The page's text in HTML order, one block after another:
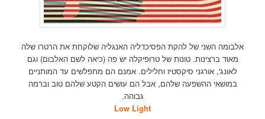
אלבומה השני של להקת הפסיכדליה האנגליה שלוקחת את הרטרו שלה
מאוד ברצינות. טונות של טרופיקלה יש פה (כיאה לשם האלבום) וגם
לאונג', אורגני סיקסטיז וחלילים. אמנם הם מתפלשים עד המותניים
במושאי ההשפעה שלהם, אבל הם עושים הקטע שלהם טוב וברמה
גבוהה.
Low Light